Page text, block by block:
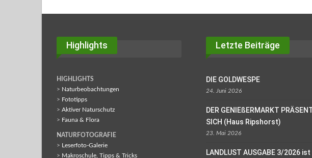
Highlights
HIGHLIGHTS
> Naturbeobachtungen
> Fototipps
> Aktiver Naturschutz
> Fauna & Flora
NATURFOTOGRAFIE
> Leserfoto-Galerie
> Makroschule, Tipps & Tricks
Letzte Beiträge
DIE GOLDWESPE
24. Juni 2026
DER GENIEßERMARKT
SICH (Haus Ripshorst)
23. Mai 2026
LANDLUST AUSGABE 3/2026 ist